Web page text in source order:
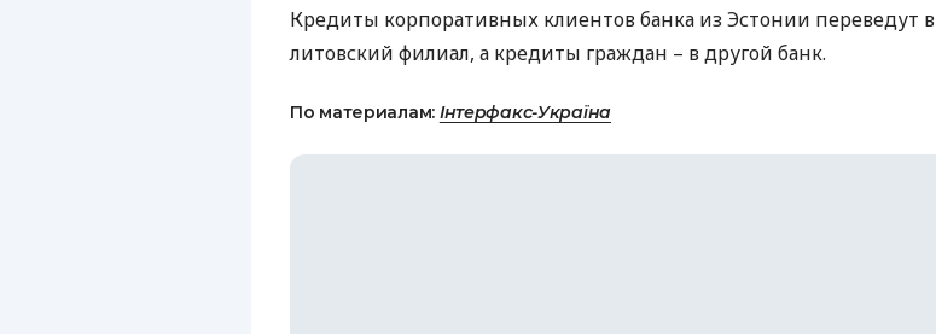
Кредиты корпоративных клиентов банка из Эстонии переведут в
литовский филиал, а кредиты граждан – в другой банк.
По материалам: Інтерфакс-Україна